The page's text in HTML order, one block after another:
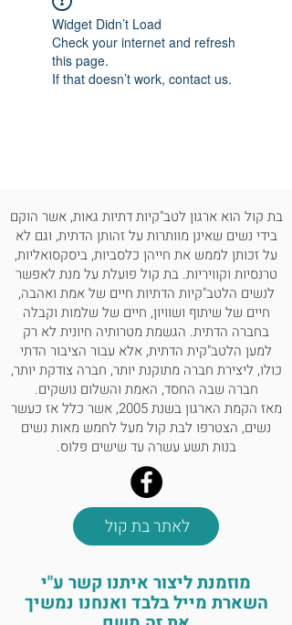
Widget Didn’t Load
Check your internet and refresh
this page.
If that doesn’t work, contact us.
בת קול הוא ארגון לטב"קיות דתיות גאות, אשר הוקם
בידי נשים שאינן מוותרות על זהותן הדתית, וגם לא
על זכותן לממש את חייהן כלסביות, ביסקסואליות,
טרנסיות וקוויריות. בת קול פועלת על מנת לאפשר
לנשים הלטב"קיות הדתיות חיים של אמת ואהבה,
חיים של שיתוף ושוויון, חיים של שלמות וקבלה
בחברה הדתית. הגשמת מטרותיה חיונית לא רק
למען הלטב"קית הדתית, אלא עבור הציבור הדתי
כולו, ליצירת חברה מתוקנת יותר, חברה צודקת יותר,
חברה שבה החסד, האמת והשלום נושקים.
מאז הקמת הארגון בשנת 2005, אשר כלל אז כעשר
נשים, הצטרפו לבת קול מעל לחמש מאות נשים
בנות תשע עשרה עד שישים פלוס.
לאתר בת קול
מוזמנת ליצור איתנו קשר ע"י
השארת מייל בלבד ואנחנו נמשיך